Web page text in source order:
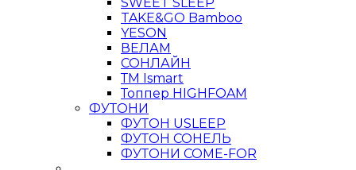
TAKE&GO Bamboo
YESON
ВЕЛАМ
СОНЛАЙН
ТМ Ismart
Топпер HIGHFOAM
ФУТОНИ
ФУТОН USLEEP
ФУТОН СОНЕЛЬ
ФУТОНИ COME-FOR